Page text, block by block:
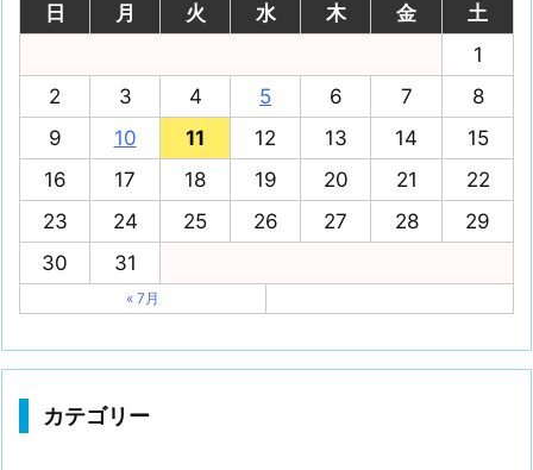
日
月 火 水 木 金
土
1
2
3 4 5 6 7
8
9
10 11 12 13 14
15
16
17 18 19 20 21
22
23
24 25 26 27 28
29
30
31
« 7月
カテゴリー